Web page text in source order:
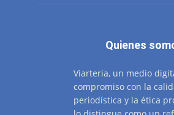
Quienes
Viarteria, un medio
compromiso con la
periodística y la ética